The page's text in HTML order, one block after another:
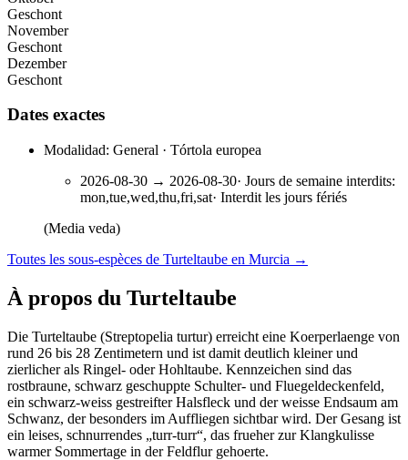
Geschont
November
Geschont
Dezember
Geschont
Dates exactes
Modalidad: General · Tórtola europea
2026-08-30 → 2026-08-30· Jours de semaine interdits:
mon,tue,wed,thu,fri,sat· Interdit les jours fériés
(Media veda)
Toutes les sous-espèces de Turteltaube en Murcia →
À propos du Turteltaube
Die Turteltaube (Streptopelia turtur) erreicht eine Koerperlaenge von
rund 26 bis 28 Zentimetern und ist damit deutlich kleiner und
zierlicher als Ringel- oder Hohltaube. Kennzeichen sind das
rostbraune, schwarz geschuppte Schulter- und Fluegeldeckenfeld,
ein schwarz-weiss gestreifter Halsfleck und der weisse Endsaum am
Schwanz, der besonders im Auffliegen sichtbar wird. Der Gesang ist
ein leises, schnurrendes „turr-turr“, das frueher zur Klangkulisse
warmer Sommertage in der Feldflur gehoerte.